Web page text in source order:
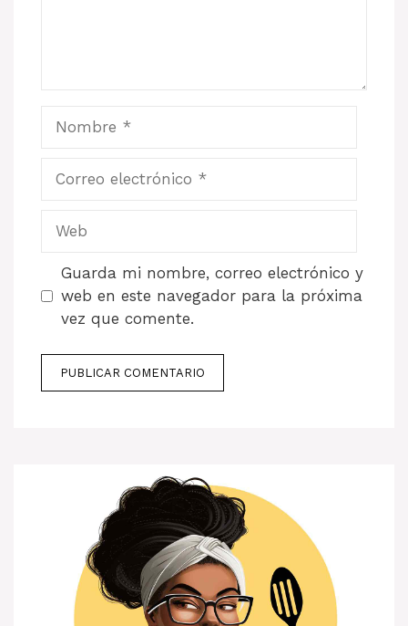
Nombre
Guarda mi nombre, correo electrónico y
web en este navegador para la próxima
vez que comente.